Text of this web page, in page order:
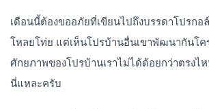
เดือนนี้ต้องขออภัยที่เขียนไปถึงบรรดาโปรกอ
โหลยโท่ย แต่เห็นโปรบ้านอื่นเขาพัฒนากันโค
ศักยภาพของโปรบ้านเราไม่ได้ด้อยกว่าตรงไ
นี่แหละครับ